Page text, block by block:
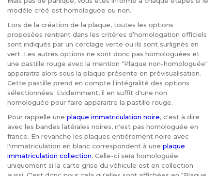
modèle créé est homologuée ou non.
Lors de la création de la plaque, toutes les options
proposées rentrant dans les critères d’homologation officiels
sont indiqués par un cerclage verte ou ils sont surlignés en
vert. Les autres options ne sont donc pas homologuées et
une pastille rouge avec la mention "Plaque non-homologuée"
apparaitra alors sous la plaque présente en prévisualisation.
Cette pastille prend en compte l'intégralité des options
sélectionnées. Evidemment, il en suffit d'une non
homologuée pour faire apparaitre la pastille rouge.
Pour rappelle une plaque immatriculation noire, c'est à dire
avec les bandes latérales noires, n'est pas homologuée en
france. En revanche les plaques entièrement noire avec
l'immatriculation en blanc correspondent à une plaque
immatriculation collection. Celle-ci sera homologuée
uniquement si la carte grise du véhicule est en collection